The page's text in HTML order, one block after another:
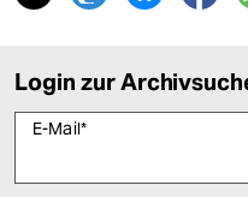
Login zur
E-Mail*